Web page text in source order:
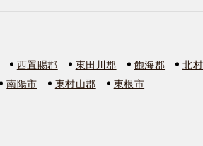
西置賜郡 東田川郡 飽海郡 北
南陽市 東村山郡 東根市